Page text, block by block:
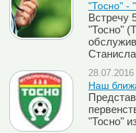
"Тосно" -
Встречу
"Тосно"
Наш
"Тосно"